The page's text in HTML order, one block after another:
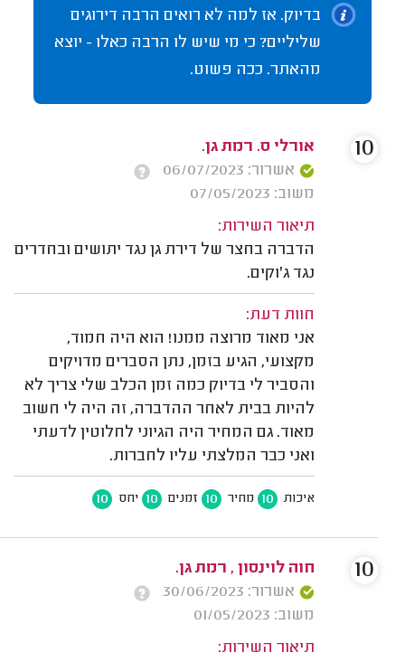
בדיוק. אז למה לא רואים הרבה דירוגים
שליליים? כי מי שיש לו הרבה כאלו - יוצא
מהאתר. ככה פשוט.
אורלי ס. רמת גן.
אשרור: 06/07/2023
משוב: 07/05/2023
תיאור השירות:
הדברה בחצר של דירת גן נגד יתושים ובחדרים
נגד ג'וקים.
חוות דעת:
אני מאוד מרוצה ממנו! הוא היה חמוד,
מקצועי, הגיע בזמן, נתן הסברים מדויקים
והסביר לי בדיוק כמה זמן הכלב שלי צריך לא
להיות בבית לאחר ההדברה, זה היה לי חשוב
מאוד. גם המחיר היה הגיוני לחלוטין לדעתי
ואני כבר המלצתי עליו לחברות.
איכות 10 מחיר 10 זמנים 10 יחס 10
10
חוה לוינסון , רמת גן.
אשרור: 30/06/2023
משוב: 01/05/2023
תיאור השירות:
10